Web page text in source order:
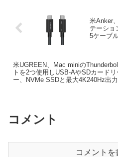
米Anker
テーショ
5ケーブ
米UGREEN、Mac miniの
トを2つ使用しUSB-AやSDカード
ー、NVMe SSDと最大4K240Hz出力
コメント
コメントを